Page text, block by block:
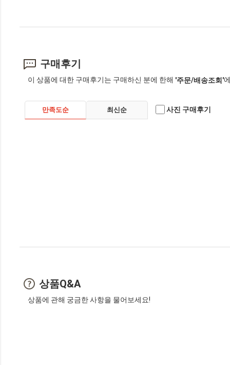
구매후기
이 상품에 대한 구매후기는 구매하신 분에 한해 '주문/배송조회'
만족도순 최신순 사진 구매후기
상품Q&A
상품에 관해 궁금한 사항을 물어보세요!